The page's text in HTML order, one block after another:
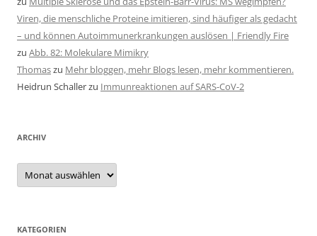
Viren, die menschliche Proteine imitieren, sind häufiger als gedacht
– und können Autoimmunerkrankungen auslösen | Friendly Fire
zu Abb. 82: Molekulare Mimikry
Thomaszu Mehr bloggen, mehr Blogs lesen, mehr kommentieren.
Heidrun Schallerzu Immunreaktionen auf SARS-CoV-2
ARCHIV
Archiv
KATEGORIEN